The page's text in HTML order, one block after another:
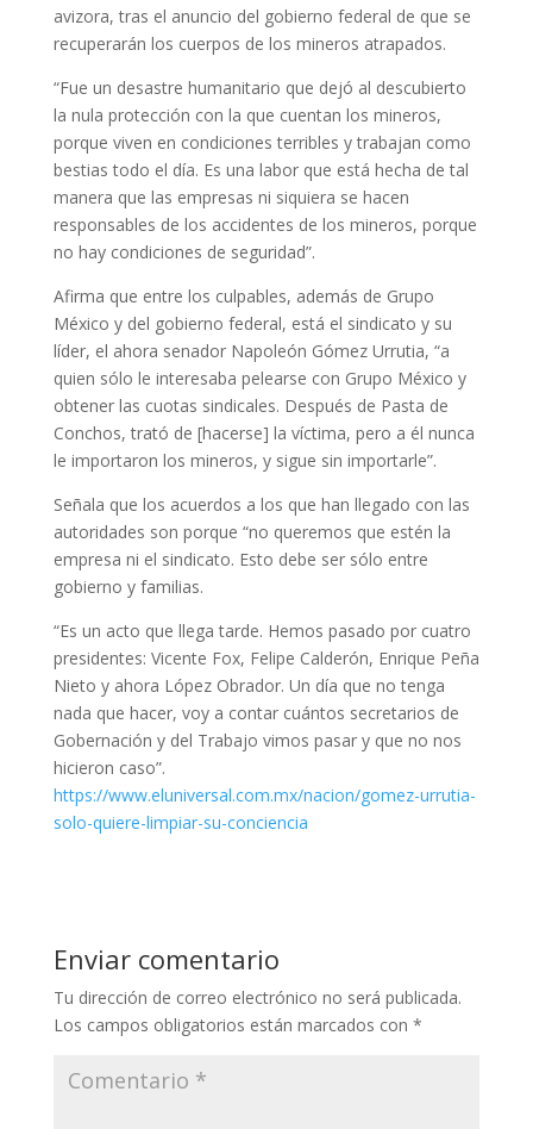
avizora, tras el anuncio del gobierno federal de que se
recuperarán los cuerpos de los mineros atrapados.
“Fue un desastre humanitario que dejó al descubierto
la nula protección con la que cuentan los mineros,
porque viven en condiciones terribles y trabajan como
bestias todo el día. Es una labor que está hecha de tal
manera que las empresas ni siquiera se hacen
responsables de los accidentes de los mineros, porque
no hay condiciones de seguridad”.
Afirma que entre los culpables, además de Grupo
México y del gobierno federal, está el sindicato y su
líder, el ahora senador Napoleón Gómez Urrutia, “a
quien sólo le interesaba pelearse con Grupo México y
obtener las cuotas sindicales. Después de Pasta de
Conchos, trató de [hacerse] la víctima, pero a él nunca
le importaron los mineros, y sigue sin importarle”.
Señala que los acuerdos a los que han llegado con las
autoridades son porque “no queremos que estén la
empresa ni el sindicato. Esto debe ser sólo entre
gobierno y familias.
“Es un acto que llega tarde. Hemos pasado por cuatro
presidentes: Vicente Fox, Felipe Calderón, Enrique Peña
Nieto y ahora López Obrador. Un día que no tenga
nada que hacer, voy a contar cuántos secretarios de
Gobernación y del Trabajo vimos pasar y que no nos
hicieron caso”.
https://www.eluniversal.com.mx/nacion/gomez-urrutia-
solo-quiere-limpiar-su-conciencia
Enviar comentario
Tu dirección de correo electrónico no será publicada.
Los campos obligatorios están marcados con *